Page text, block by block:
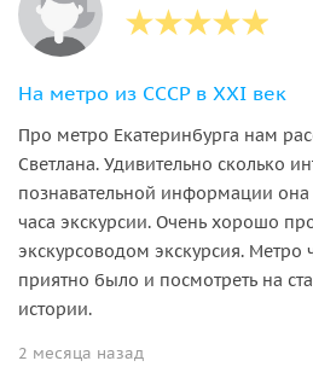
На метро из СССР в XXI век
Про метро Екатеринбурга нам
Светлана. Удивительно сколько
познавательной информации она
часа экскурсии. Очень хорошо
экскурсоводом экскурсия. Метро
приятно было и посмотреть на
истории.
2 месяца назад